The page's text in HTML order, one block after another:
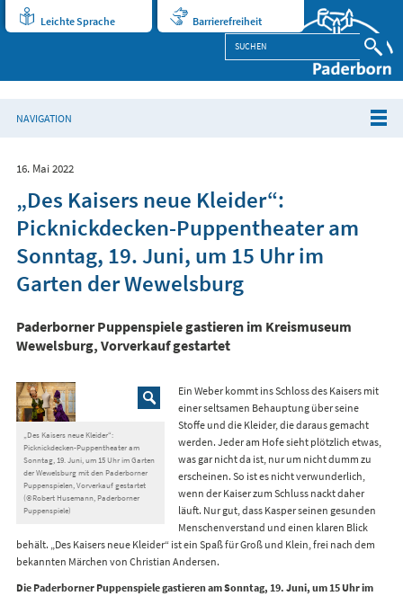
Leichte Sprache Barrierefreiheit
NAVIGATION
16. Mai 2022
„Des Kaisers neue Kleider“:
Picknickdecken-Puppentheater am
Sonntag, 19. Juni, um 15 Uhr im
Garten der Wewelsburg
Paderborner Puppenspiele gastieren im Kreismuseum
Wewelsburg, Vorverkauf gestartet
„Des Kaisers neue Kleider“:
Picknickdecken-Puppentheater am
Sonntag, 19. Juni, um 15 Uhr im Garten
der Wewelsburg mit den Paderborner
Puppenspielen, Vorverkauf gestartet
(©Robert Husemann, Paderborner
Puppenspiele)
Ein Weber kommt ins Schloss des Kaisers mit
einer seltsamen Behauptung über seine
Stoffe und die Kleider, die daraus gemacht
werden. Jeder am Hofe sieht plötzlich etwas,
was gar nicht da ist, nur um nicht dumm zu
erscheinen. So ist es nicht verwunderlich,
wenn der Kaiser zum Schluss nackt daher
läuft. Nur gut, dass Kasper seinen gesunden
Menschenverstand und einen klaren Blick
behält. „Des Kaisers neue Kleider“ ist ein Spaß für Groß und Klein, frei nach dem
bekannten Märchen von Christian Andersen.
Die Paderborner Puppenspiele gastieren am Sonntag, 19. Juni, um 15 Uhr im